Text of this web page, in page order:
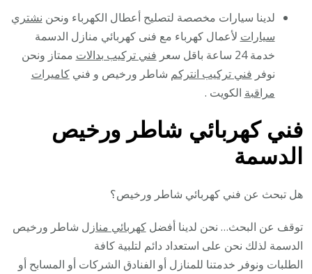
لدينا سيارات مخصصة لتصليح أعطال الكهرباء ونحن نشتري
سيارات لأعمال كهرباء مع فنى كهربائي منازل الدسمة
خدمة 24 ساعة باقل سعر
فني تركيب بدالات ممتاز ونحن
نوفر فني تركيب انتركم شاطر ورخيص و فنيكاميرات
مراقبة الكويت .
فني كهربائي شاطر ورخيص
الدسمة
هل تبحث عن فني كهربائي شاطر ورخيص؟
توقف عن البحث… نحن لدينا أفضلكهربائي منازل شاطر ورخيص
الدسمة لذلك نحن على استعداد دائم لتلبية كافة
الطلبات ونوفر خدمتنا للمنازل أو الفنادق الشركات أو المسابح أو